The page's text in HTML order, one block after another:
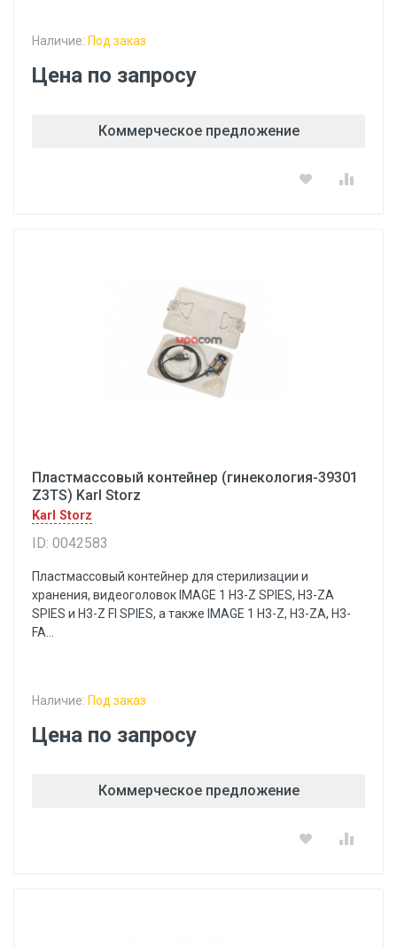
Наличие: Под заказ
Цена по запросу
Коммерческое предложение
Пластмассовый контейнер (гинекология-39301
Z3TS) Karl Storz
Karl Storz
ID: 0042583
Пластмассовый контейнер для стерилизации и
хранения, видеоголовок IMAGE 1 H3-Z SPIES, H3-ZA
SPIES и H3-Z FI SPIES, а также IMAGE 1 H3-Z, H3-ZA, H3-
FA...
Наличие: Под заказ
Цена по запросу
Коммерческое предложение